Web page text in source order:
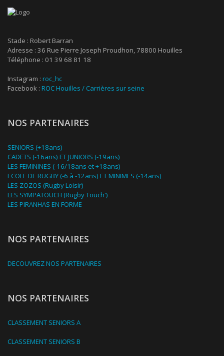
Stade : Robert Barran
Adresse : 36 Rue Pierre Joseph Proudhon, 78800 Houilles
Téléphone : 01 39 68 81 18
Instagram : roc_hc
Facebook : ROC Houilles / Carrières sur seine
NOS PARTENAIRES
SENIORS (+18ans)
CADETS (-16ans) ET JUNIORS (-19ans)
LES FEMININES (-16/18ans et +18ans)
ECOLE DE RUGBY (-6 à -12ans) ET MINIMES (-14ans)
LES ZOZOS (Rugby Loisir)
LES SYMPATOUCH (Rugby Touch')
LES PIRANHAS EN FORME
NOS PARTENAIRES
DECOUVREZ NOS PARTENAIRES
NOS PARTENAIRES
CLASSEMENT SENIORS A
CLASSEMENT SENIORS B